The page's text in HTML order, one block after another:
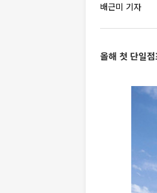
배근미 기자
올해 첫 단일